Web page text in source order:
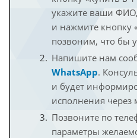
укажите ваши
и нажмите кнопку
позвоним, что бы
Напишите нам
WhatsApp.
и будет
исполнения через
Позвоните по
параметры